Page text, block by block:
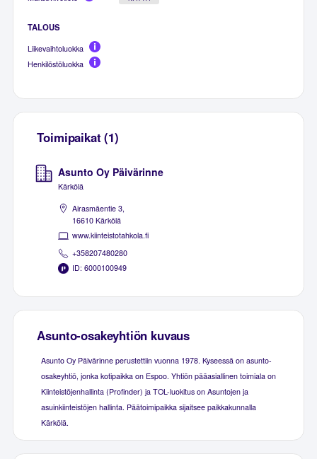
TALOUS
Liikevaihtoluokka
Henkilöstöluokka
Toimipaikat (1)
Asunto Oy Päivärinne
Kärkölä
Airasmäentie 3,
16610 Kärkölä
www.kiinteistotahkola.fi
+358207480280
ID: 6000100949
Asunto-osakeyhtiön kuvaus
Asunto Oy Päivärinne perustettiin vuonna 1978. Kyseessä on asunto-
osakeyhtiö, jonka kotipaikka on Espoo. Yhtiön pääasiallinen toimiala on
Kiinteistöjenhallinta (Profinder) ja TOL-luokitus on Asuntojen ja
asuinkiinteistöjen hallinta. Päätoimipaikka sijaitsee paikkakunnalla
Kärkölä.